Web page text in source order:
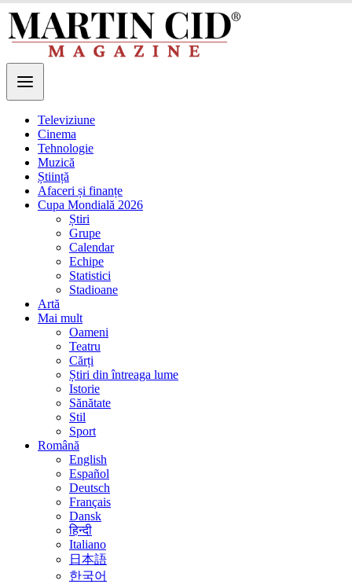
Televiziune
Cinema
Tehnologie
Muzică
Știință
Afaceri și finanțe
Cupa Mondială 2026
Știri
Grupe
Calendar
Echipe
Statistici
Stadioane
Artă
Mai mult
Oameni
Teatru
Cărți
Știri din întreaga lume
Istorie
Sănătate
Stil
Sport
Română
English
Español
Deutsch
Français
Dansk
हिन्दी
Italiano
日本語
한국어